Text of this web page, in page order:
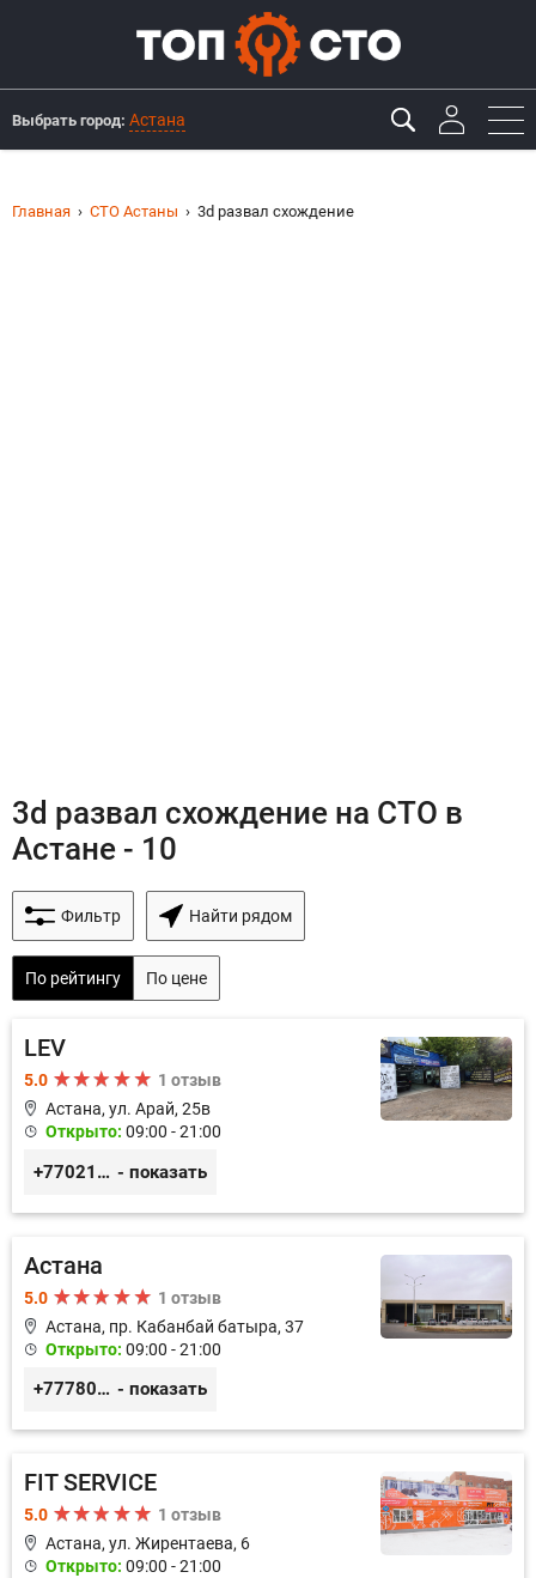
Выбрать город: Астана
Главная СТО Астаны 3d развал схождение
3d развал схождение на СТО в
Астане - 10
Фильтр Найти рядом
По рейтингу По цене
LEV
5.0
1 отзыв
Астана, ул. ​Арай, 25в
Открыто: 09:00 - 21:00
+77021869502 - показать
Астана
5.0
1 отзыв
Астана, пр. Кабанбай батыра, 37
Открыто: 09:00 - 21:00
+77780037474 - показать
FIT SERVICE
5.0
1 отзыв
Астана, ул. Жирентаева, 6
Открыто: 09:00 - 21:00